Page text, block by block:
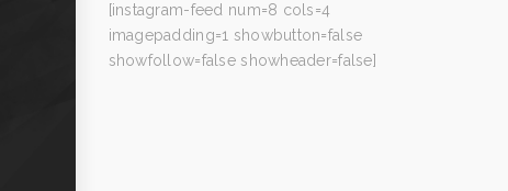
[instagram-feed num=8 cols=4
imagepadding=1 showbutton=false
showfollow=false showheader=false]